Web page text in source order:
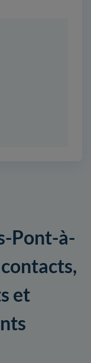
Pont-à-
et